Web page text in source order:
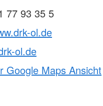
77 93 35 5
ol.de
ol.de
Google Maps Ansicht